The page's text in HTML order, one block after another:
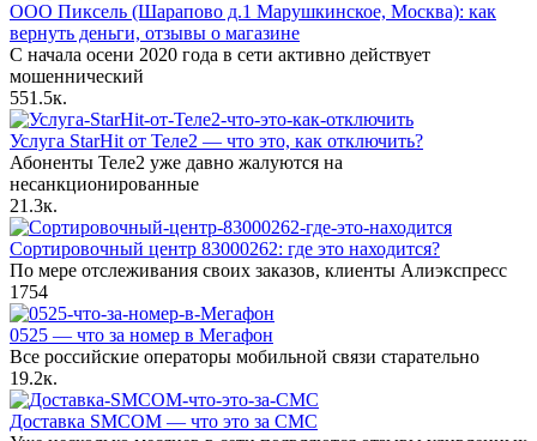
ООО Пиксель (Шарапово д.1 Марушкинское, Москва): как
вернуть деньги, отзывы о магазине
С начала осени 2020 года в сети активно действует
мошеннический
551.5к.
Услуга StarHit от Теле2 — что это, как отключить?
Абоненты Теле2 уже давно жалуются на
несанкционированные
21.3к.
Сортировочный центр 83000262: где это находится?
По мере отслеживания своих заказов, клиенты Алиэкспресс
1 754
0525 — что за номер в Мегафон
Все российские операторы мобильной связи старательно
19.2к.
Доставка SMCOM — что это за СМС